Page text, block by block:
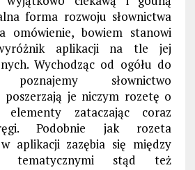
forma rozwoju słownictwa
omówienie, bowiem stanowi
aplikacji na tle jej
Wychodząc od ogółu do
poznajemy słownictwo
poszerzają je niczym rozetę o
zataczając coraz
Podobnie jak rozeta
aplikacji zazębia się między
tematycznymi stąd też